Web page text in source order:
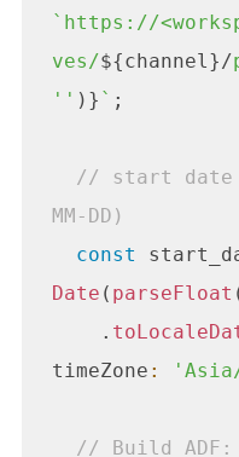
`https://
ves/${channel}/
'' )} ` ;
MM-DD)
const
Date ( parseFloat
    .
timeZone :